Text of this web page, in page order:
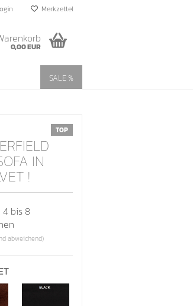
Merkzettel
0,00 EUR
SALE %
TOP
IN
!
4 bis 8
abweichend)